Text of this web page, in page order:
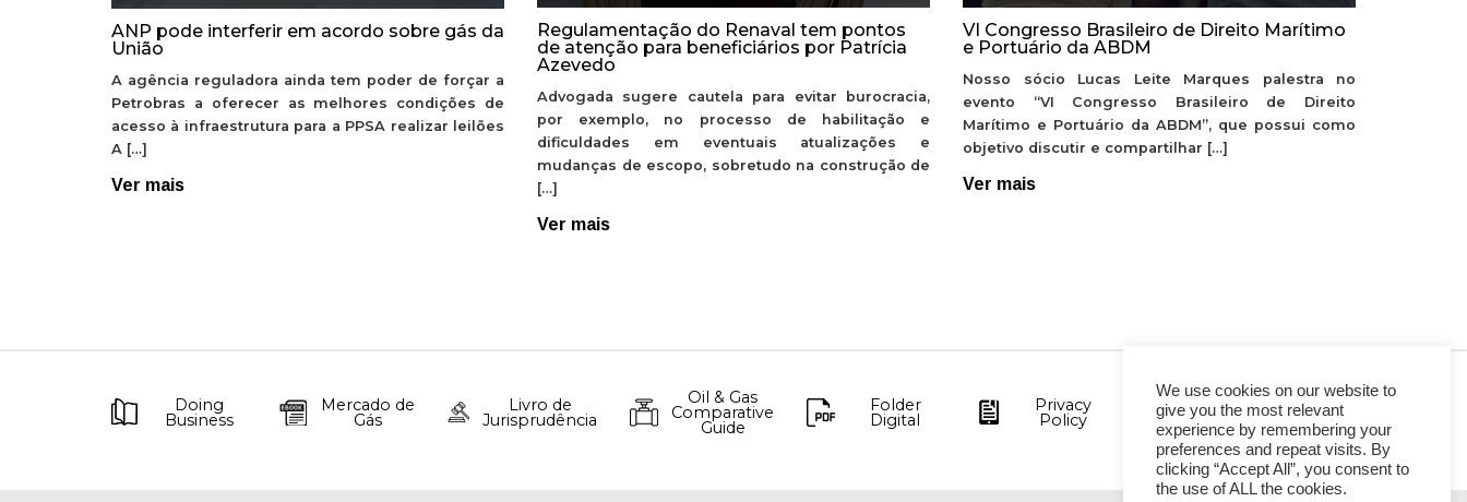
ANP pode interferir em acordo sobre gás da
União
A agência reguladora ainda tem poder de forçar a
Petrobras a oferecer as melhores condições de
acesso à infraestrutura para a PPSA realizar leilões
A […]
Ver mais
Regulamentação do Renaval tem pontos
de atenção para beneficiários por Patrícia
Azevedo
Advogada sugere cautela para evitar burocracia,
por exemplo, no processo de habilitação e
dificuldades em eventuais atualizações e
mudanças de escopo, sobretudo na construção de
[…]
Ver mais
VI Congresso Brasileiro de Direito Marítimo
e Portuário da ABDM
Nosso sócio Lucas Leite Marques palestra no
evento “VI Congresso Brasileiro de Direito
Marítimo e Portuário da ABDM”, que possui como
objetivo discutir e compartilhar […]
Ver mais
Doing
Business
Mercado de
Gás
Livro de
Jurisprudência
Oil & Gas
Comparative
Guide
Folder
Digital
Privacy
Policy
We use cookies on our website to
give you the most relevant
experience by remembering your
preferences and repeat visits. By
clicking “Accept All”, you consent to
the use of ALL the cookies.